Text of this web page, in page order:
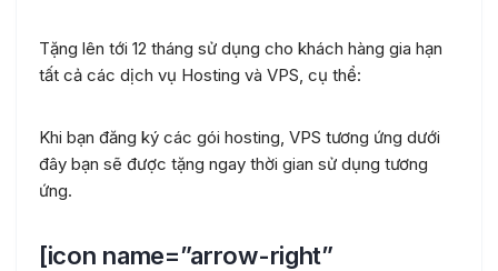
Tặng lên tới 12 tháng sử dụng cho khách hàng gia hạn
tất cả các dịch vụ Hosting và VPS, cụ thể:
Khi bạn đăng ký các gói hosting, VPS tương ứng dưới
đây bạn sẽ được tặng ngay thời gian sử dụng tương
ứng.
[icon name=”arrow-right”